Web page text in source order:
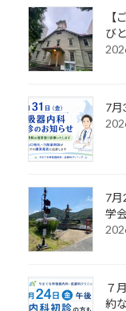
【
び
7月
7月
学
７
約